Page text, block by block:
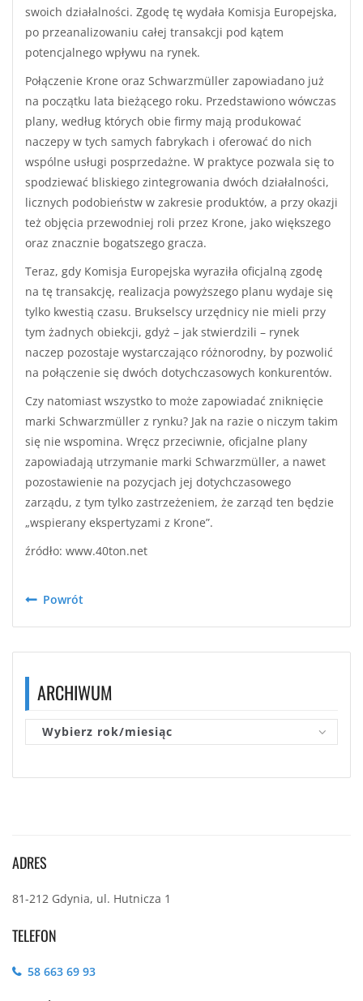
swoich działalności. Zgodę tę wydała Komisja Europejska,
po przeanalizowaniu całej transakcji pod kątem
potencjalnego wpływu na rynek.
Połączenie Krone oraz Schwarzmüller zapowiadano już
na początku lata bieżącego roku. Przedstawiono wówczas
plany, według których obie firmy mają produkować
naczepy w tych samych fabrykach i oferować do nich
wspólne usługi posprzedażne. W praktyce pozwala się to
spodziewać bliskiego zintegrowania dwóch działalności,
licznych podobieństw w zakresie produktów, a przy okazji
też objęcia przewodniej roli przez Krone, jako większego
oraz znacznie bogatszego gracza.
Teraz, gdy Komisja Europejska wyraziła oficjalną zgodę
na tę transakcję, realizacja powyższego planu wydaje się
tylko kwestią czasu. Brukselscy urzędnicy nie mieli przy
tym żadnych obiekcji, gdyż – jak stwierdzili – rynek
naczep pozostaje wystarczająco różnorodny, by pozwolić
na połączenie się dwóch dotychczasowych konkurentów.
Czy natomiast wszystko to może zapowiadać zniknięcie
marki Schwarzmüller z rynku? Jak na razie o niczym takim
się nie wspomina. Wręcz przeciwnie, oficjalne plany
zapowiadają utrzymanie marki Schwarzmüller, a nawet
pozostawienie na pozycjach jej dotychczasowego
zarządu, z tym tylko zastrzeżeniem, że zarząd ten będzie
„wspierany ekspertyzami z Krone”.
źródło: www.40ton.net
Powrót
ARCHIWUM
Wybierz rok/miesiąc
ADRES
81-212 Gdynia, ul. Hutnicza 1
TELEFON
58 663 69 93